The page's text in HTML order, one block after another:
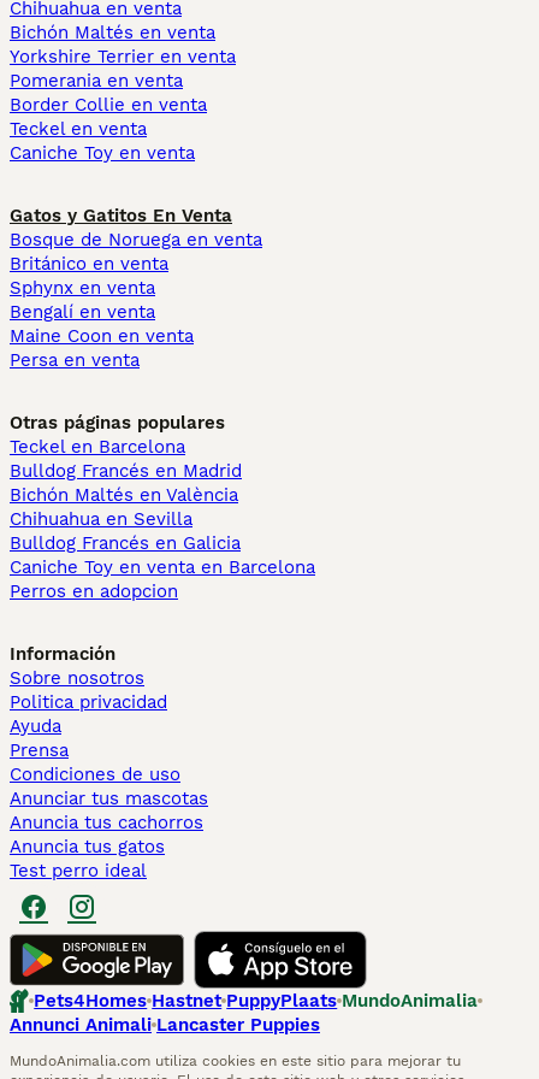
Chihuahua en venta
Bichón Maltés en venta
Yorkshire Terrier en venta
Pomerania en venta
Border Collie en venta
Teckel en venta
Caniche Toy en venta
Gatos y Gatitos En Venta
Bosque de Noruega en venta
Británico en venta
Sphynx en venta
Bengalí en venta
Maine Coon en venta
Persa en venta
Otras páginas populares
Teckel en Barcelona
Bulldog Francés en Madrid
Bichón Maltés en València
Chihuahua en Sevilla
Bulldog Francés en Galicia
Caniche Toy en venta en Barcelona
Perros en adopcion
Información
Sobre nosotros
Politica privacidad
Ayuda
Prensa
Condiciones de uso
Anunciar tus mascotas
Anuncia tus cachorros
Anuncia tus gatos
Test perro ideal
Pets4Homes Hastnet PuppyPlaats MundoAnimalia
Annunci Animali Lancaster Puppies
MundoAnimalia.com utiliza cookies en este sitio para mejorar tu